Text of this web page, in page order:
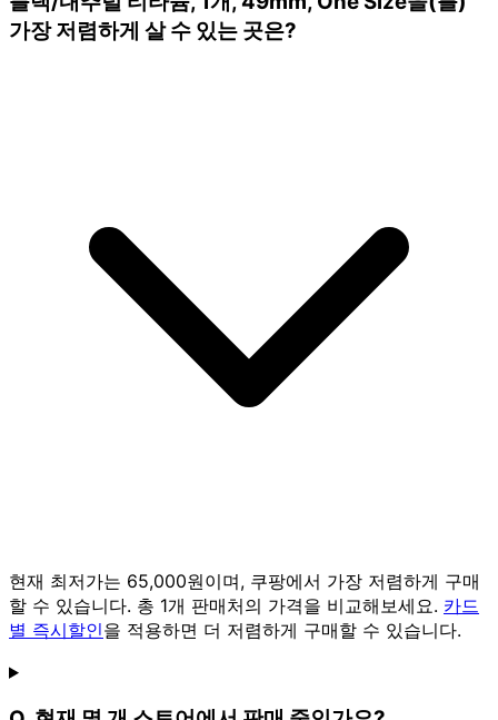
가장 저렴하게 살 수 있는 곳은?
현재 최저가는 65,000원이며, 쿠팡에서 가장 저렴하게 구매
할 수 있습니다. 총 1개 판매처의 가격을 비교해보세요. 카드
별 즉시할인을 적용하면 더 저렴하게 구매할 수 있습니다.